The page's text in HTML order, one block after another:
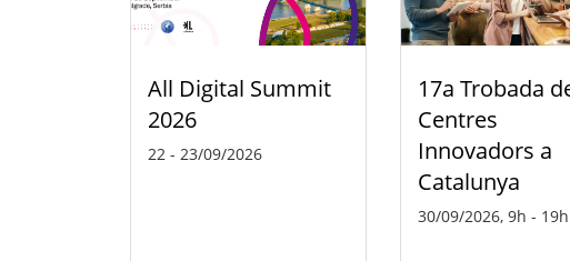
All Digital Summit
2026
22 - 23/09/2026
17a Trobada
Centres
Innovadors a
Catalunya
30/09/2026, 9h - 19h